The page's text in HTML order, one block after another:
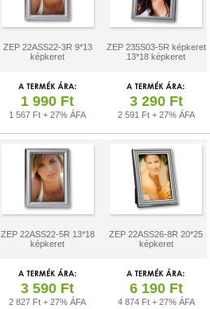
ZEP 22ASS22-3R 9*13
képkeret
ZEP 235S03-5R képkeret
13*18 képkeret
1 990 Ft
1 567 Ft + 27% ÁFA
3 290 Ft
2 591 Ft + 27% ÁFA
ZEP 22ASS22-5R 13*18
képkeret
ZEP 22ASS26-8R 20*25
képkeret
3 590 Ft
2 827 Ft + 27% ÁFA
6 190 Ft
4 874 Ft + 27% ÁFA